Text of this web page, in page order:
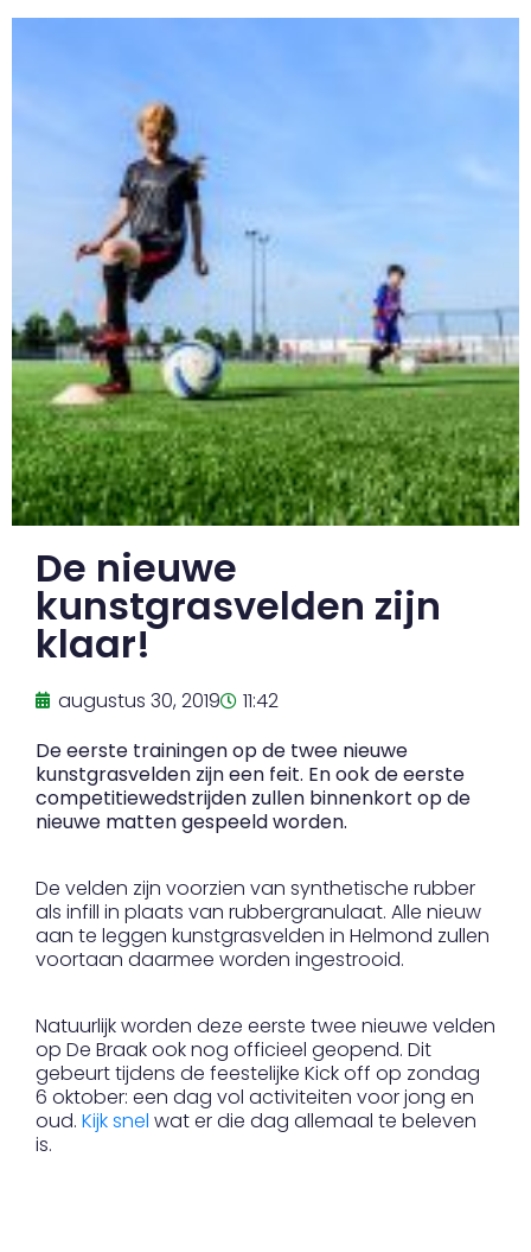
De nieuwe
kunstgrasvelden zijn
klaar!
augustus 30, 2019
11:42
De eerste trainingen op de twee nieuwe
kunstgrasvelden zijn een feit. En ook de eerste
competitiewedstrijden zullen binnenkort op de
nieuwe matten gespeeld worden.
De velden zijn voorzien van synthetische rubber
als infill in plaats van rubbergranulaat. Alle nieuw
aan te leggen kunstgrasvelden in Helmond zullen
voortaan daarmee worden ingestrooid.
Natuurlijk worden deze eerste twee nieuwe velden
op De Braak ook nog officieel geopend. Dit
gebeurt tijdens de feestelijke Kick off op zondag
6 oktober: een dag vol activiteiten voor jong en
oud. Kijk snel wat er die dag allemaal te beleven
is.